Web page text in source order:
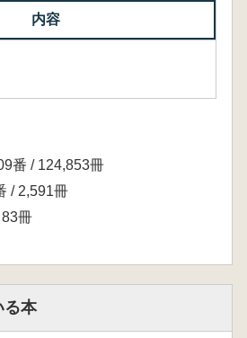
内容
番 / 124,853冊
/ 2,591冊
冊
る本